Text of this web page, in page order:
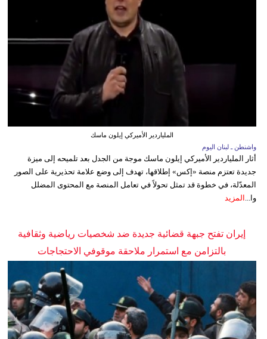
الملياردير الأميركي إيلون ماسك
واشنطن ـ لبنان اليوم
أثار الملياردير الأميركي إيلون ماسك موجة من الجدل بعد تلميحه إلى ميزة
جديدة تعتزم منصة «إكس» إطلاقها، تهدف إلى وضع علامة تحذيرية على الصور
المعدّلة، في خطوة قد تمثل تحولاً في تعامل المنصة مع المحتوى المضلل
وا... المزيد
إيران تفتح جبهة قضائية جديدة ضد شخصيات رياضية وثقافية
بالتزامن مع استمرار ملاحقة موقوفي الاحتجاجات